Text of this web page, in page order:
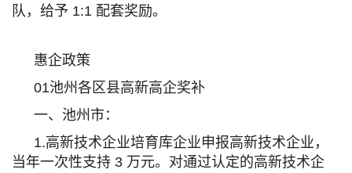
队，给予 1:1 配套奖励。
惠企政策
01池州各区县高新高企奖补
一、池州市：
1.高新技术企业培育库企业申报高新技术企业，
当年一次性支持 3 万元。对通过认定的高新技术企